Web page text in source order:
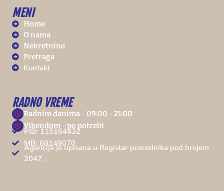
MENI
Home
O nama
Nekretnine
Pretraga
Kontakt
RADNO VREME
Radnim danima - 09:00 - 21:00
Vikendom - po potrebi
PIB: 115164432
MB: 68149070
Agencija je upisana u Registar posrednika pod brojem
2047.